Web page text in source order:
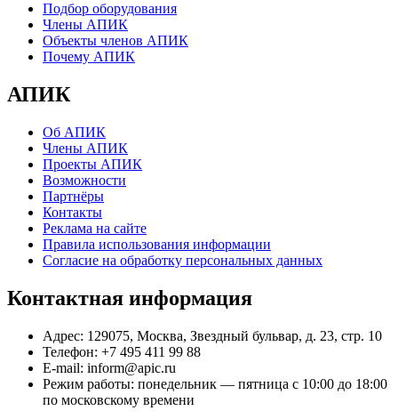
Подбор оборудования
Члены АПИК
Объекты членов АПИК
Почему АПИК
АПИК
Об АПИК
Члены АПИК
Проекты АПИК
Возможности
Партнёры
Контакты
Реклама на сайте
Правила использования информации
Согласие на обработку персональных данных
Контактная информация
Адрес: 129075, Москва, Звездный бульвар, д. 23, стр. 10
Телефон: +7 495 411 99 88
E-mail: inform@apic.ru
Режим работы: понедельник — пятница с 10:00 до 18:00
по московскому времени